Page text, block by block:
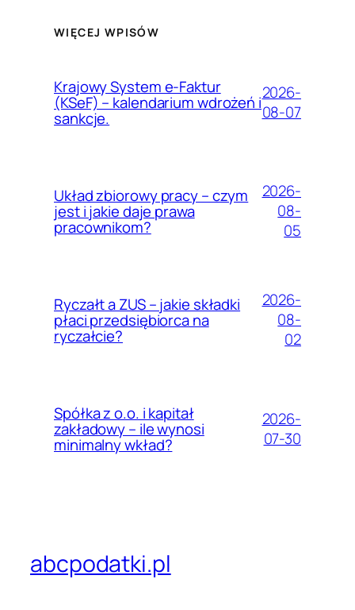
WIĘCEJ WPISÓW
Krajowy System e-Faktur
(KSeF) – kalendarium wdrożeń i
sankcje.
2026-
08-07
Układ zbiorowy pracy – czym
jest i jakie daje prawa
pracownikom?
2026-
08-
05
Ryczałt a ZUS – jakie składki
płaci przedsiębiorca na
ryczałcie?
2026-
08-
02
Spółka z o.o. i kapitał
zakładowy – ile wynosi
minimalny wkład?
2026-
07-30
abcpodatki.pl